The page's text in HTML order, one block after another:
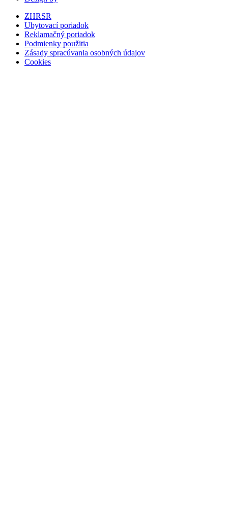
ZHRSR
Ubytovací poriadok
Reklamačný poriadok
Podmienky použitia
Zásady spracúvania osobných údajov
Cookies